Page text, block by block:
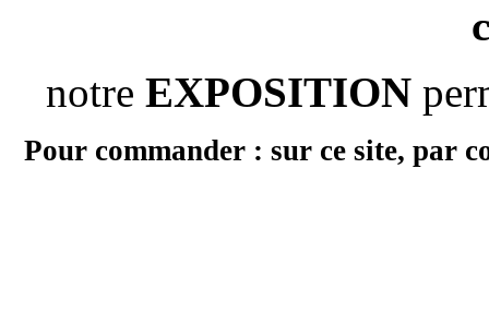
notre EXPOSITION
Pour commander : sur ce site, par